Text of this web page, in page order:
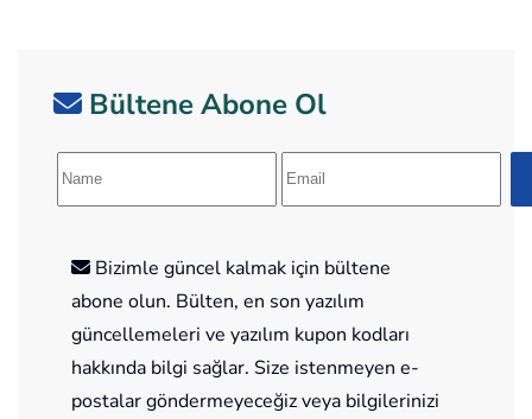
Bültene Abone Ol
Bizimle güncel kalmak için bültene
abone olun. Bülten, en son yazılım
güncellemeleri ve yazılım kupon kodları
hakkında bilgi sağlar. Size istenmeyen e-
postalar göndermeyeceğiz veya bilgilerinizi